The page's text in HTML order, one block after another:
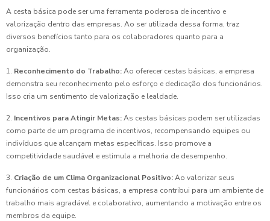
A cesta básica pode ser uma ferramenta poderosa de incentivo e
valorização dentro das empresas. Ao ser utilizada dessa forma, traz
diversos benefícios tanto para os colaboradores quanto para a
organização.
1. Reconhecimento do Trabalho:Ao oferecer cestas básicas, a empresa
demonstra seu reconhecimento pelo esforço e dedicação dos funcionários.
Isso cria um sentimento de valorização e lealdade.
2. Incentivos para Atingir Metas:As cestas básicas podem ser utilizadas
como parte de um programa de incentivos, recompensando equipes ou
indivíduos que alcançam metas específicas. Isso promove a
competitividade saudável e estimula a melhoria de desempenho.
3. Criação de um Clima Organizacional Positivo:Ao valorizar seus
funcionários com cestas básicas, a empresa contribui para um ambiente de
trabalho mais agradável e colaborativo, aumentando a motivação entre os
membros da equipe.